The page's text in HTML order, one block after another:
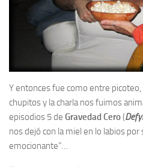
Y entonces fue como entre
chupitos y la charla nos fuimos
episodios 5 de Gravedad Cero(
nos dejó con la miel en lo labios por
emocionante”…